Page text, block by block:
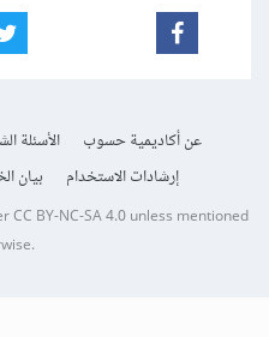
عن أكاديمية حسوب الأسئلة
إرشادات الاستخدام
بيان
CC BY-NC-SA 4.0unless mentioned